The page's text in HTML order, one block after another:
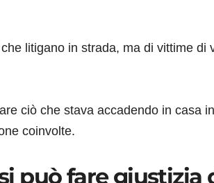
litigano in strada, ma di vittime di
ciò che stava accadendo in casa
coinvolte.
può fare giustizia